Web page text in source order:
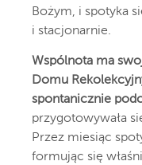
Bożym, i spotyka
i stacjonarnie.
Wspólnota ma
Domu
spontanicznie
przygotowywała
Przez miesiąc
formując się